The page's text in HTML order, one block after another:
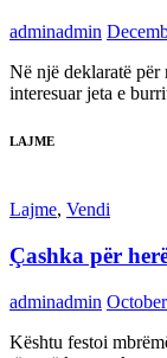
adminadmin
Në një deklaratë për
interesuar jeta e
LAJME
Lajme, Vendi
Çashka për
adminadmin
Kështu festoi